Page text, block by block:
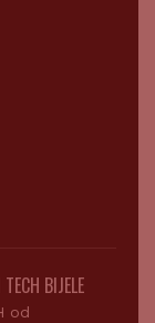
BIJELE
od